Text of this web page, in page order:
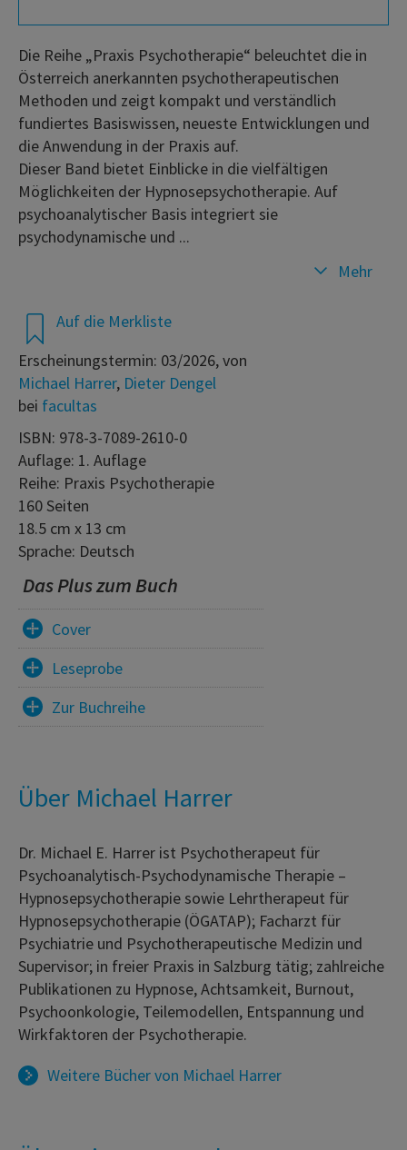
Auf die Merkliste
Erscheinungstermin: 03/2026, von
Michael Harrer, Dieter Dengel
bei facultas
ISBN: 978-3-7089-2610-0
Auflage: 1. Auflage
Reihe: Praxis Psychotherapie
160 Seiten
18.5 cm x 13 cm
Sprache: Deutsch
Das Plus zum Buch
Cover
Leseprobe
Zur Buchreihe
Die Reihe „Praxis Psychotherapie“ beleuchtet die in
Österreich anerkannten psychotherapeutischen
Methoden und zeigt kompakt und verständlich
fundiertes Basiswissen, neueste Entwicklungen und
die Anwendung in der Praxis auf.
Dieser Band bietet Einblicke in die vielfältigen
Möglichkeiten der Hypnosepsychotherapie. Auf
psychoanalytischer Basis integriert sie
psychodynamische und ...
Mehr
Über Michael Harrer
Dr. Michael E. Harrer ist Psychotherapeut für
Psychoanalytisch-Psychodynamische Therapie –
Hypnosepsychotherapie sowie Lehrtherapeut für
Hypnosepsychotherapie (ÖGATAP); Facharzt für
Psychiatrie und Psychotherapeutische Medizin und
Supervisor; in freier Praxis in Salzburg tätig; zahlreiche
Publikationen zu Hypnose, Achtsamkeit, Burnout,
Psychoonkologie, Teilemodellen, Entspannung und
Wirkfaktoren der Psychotherapie.
Weitere Bücher von Michael Harrer